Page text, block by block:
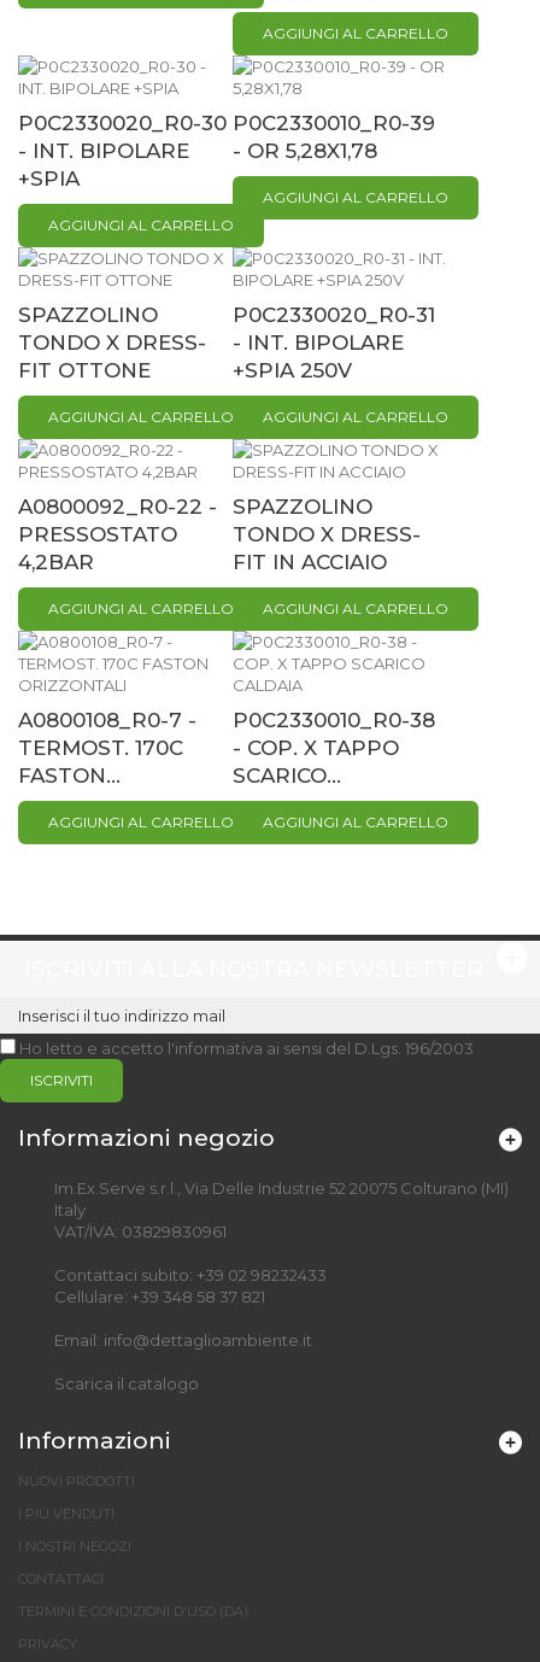
AGGIUNGI AL CARRELLO
P0C2330020_R0-30
- INT. BIPOLARE
+SPIA
AGGIUNGI AL CARRELLO
P0C2330010_R0-39
- OR 5,28X1,78
AGGIUNGI AL CARRELLO
SPAZZOLINO
TONDO X DRESS-
FIT OTTONE
AGGIUNGI AL CARRELLO
P0C2330020_R0-31
- INT. BIPOLARE
+SPIA 250V
AGGIUNGI AL CARRELLO
A0800092_R0-22 -
PRESSOSTATO
4,2BAR
AGGIUNGI AL CARRELLO
SPAZZOLINO
TONDO X DRESS-
FIT IN ACCIAIO
AGGIUNGI AL CARRELLO
A0800108_R0-7 -
TERMOST. 170C
FASTON...
AGGIUNGI AL CARRELLO
P0C2330010_R0-38
- COP. X TAPPO
SCARICO...
AGGIUNGI AL CARRELLO
Ho letto e accetto l'informativa ai sensi del D.Lgs. 196/2003
ISCRIVITI
Informazioni negozio
Im.Ex.Serve s.r.l., Via Delle Industrie 52 20075 Colturano (MI)
Italy
VAT/IVA: 03829830961
Contattaci subito: +39 02 98232433
Cellulare: +39 348 58 37 821
Email: info@dettaglioambiente.it
Scarica il catalogo
Informazioni
NUOVI PRODOTTI
I PIÙ VENDUTI
I NOSTRI NEGOZI
CONTATTACI
TERMINI E CONDIZIONI D'USO (DA)
PRIVACY